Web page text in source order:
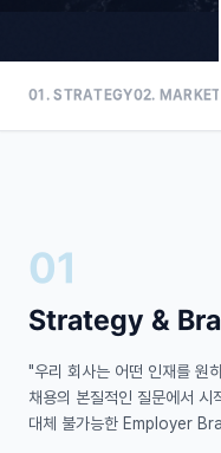
01. STRATEGY02.
01
Strategy &
"우리 회사는 어떤 인재를 원
채용의 본질적인 질문에서
대체 불가능한 Employer